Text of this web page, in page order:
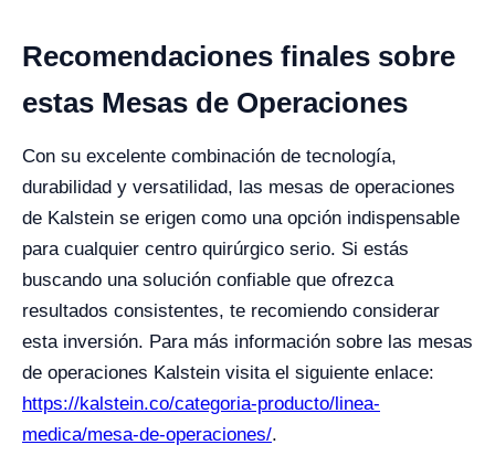
Recomendaciones finales sobre
estas Mesas de Operaciones
Con su excelente combinación de tecnología,
durabilidad y versatilidad, las mesas de operaciones
de Kalstein se erigen como una opción indispensable
para cualquier centro quirúrgico serio. Si estás
buscando una solución confiable que ofrezca
resultados consistentes, te recomiendo considerar
esta inversión. Para más información sobre las mesas
de operaciones Kalstein visita el siguiente enlace:
https://kalstein.co/categoria-producto/linea-
medica/mesa-de-operaciones/.